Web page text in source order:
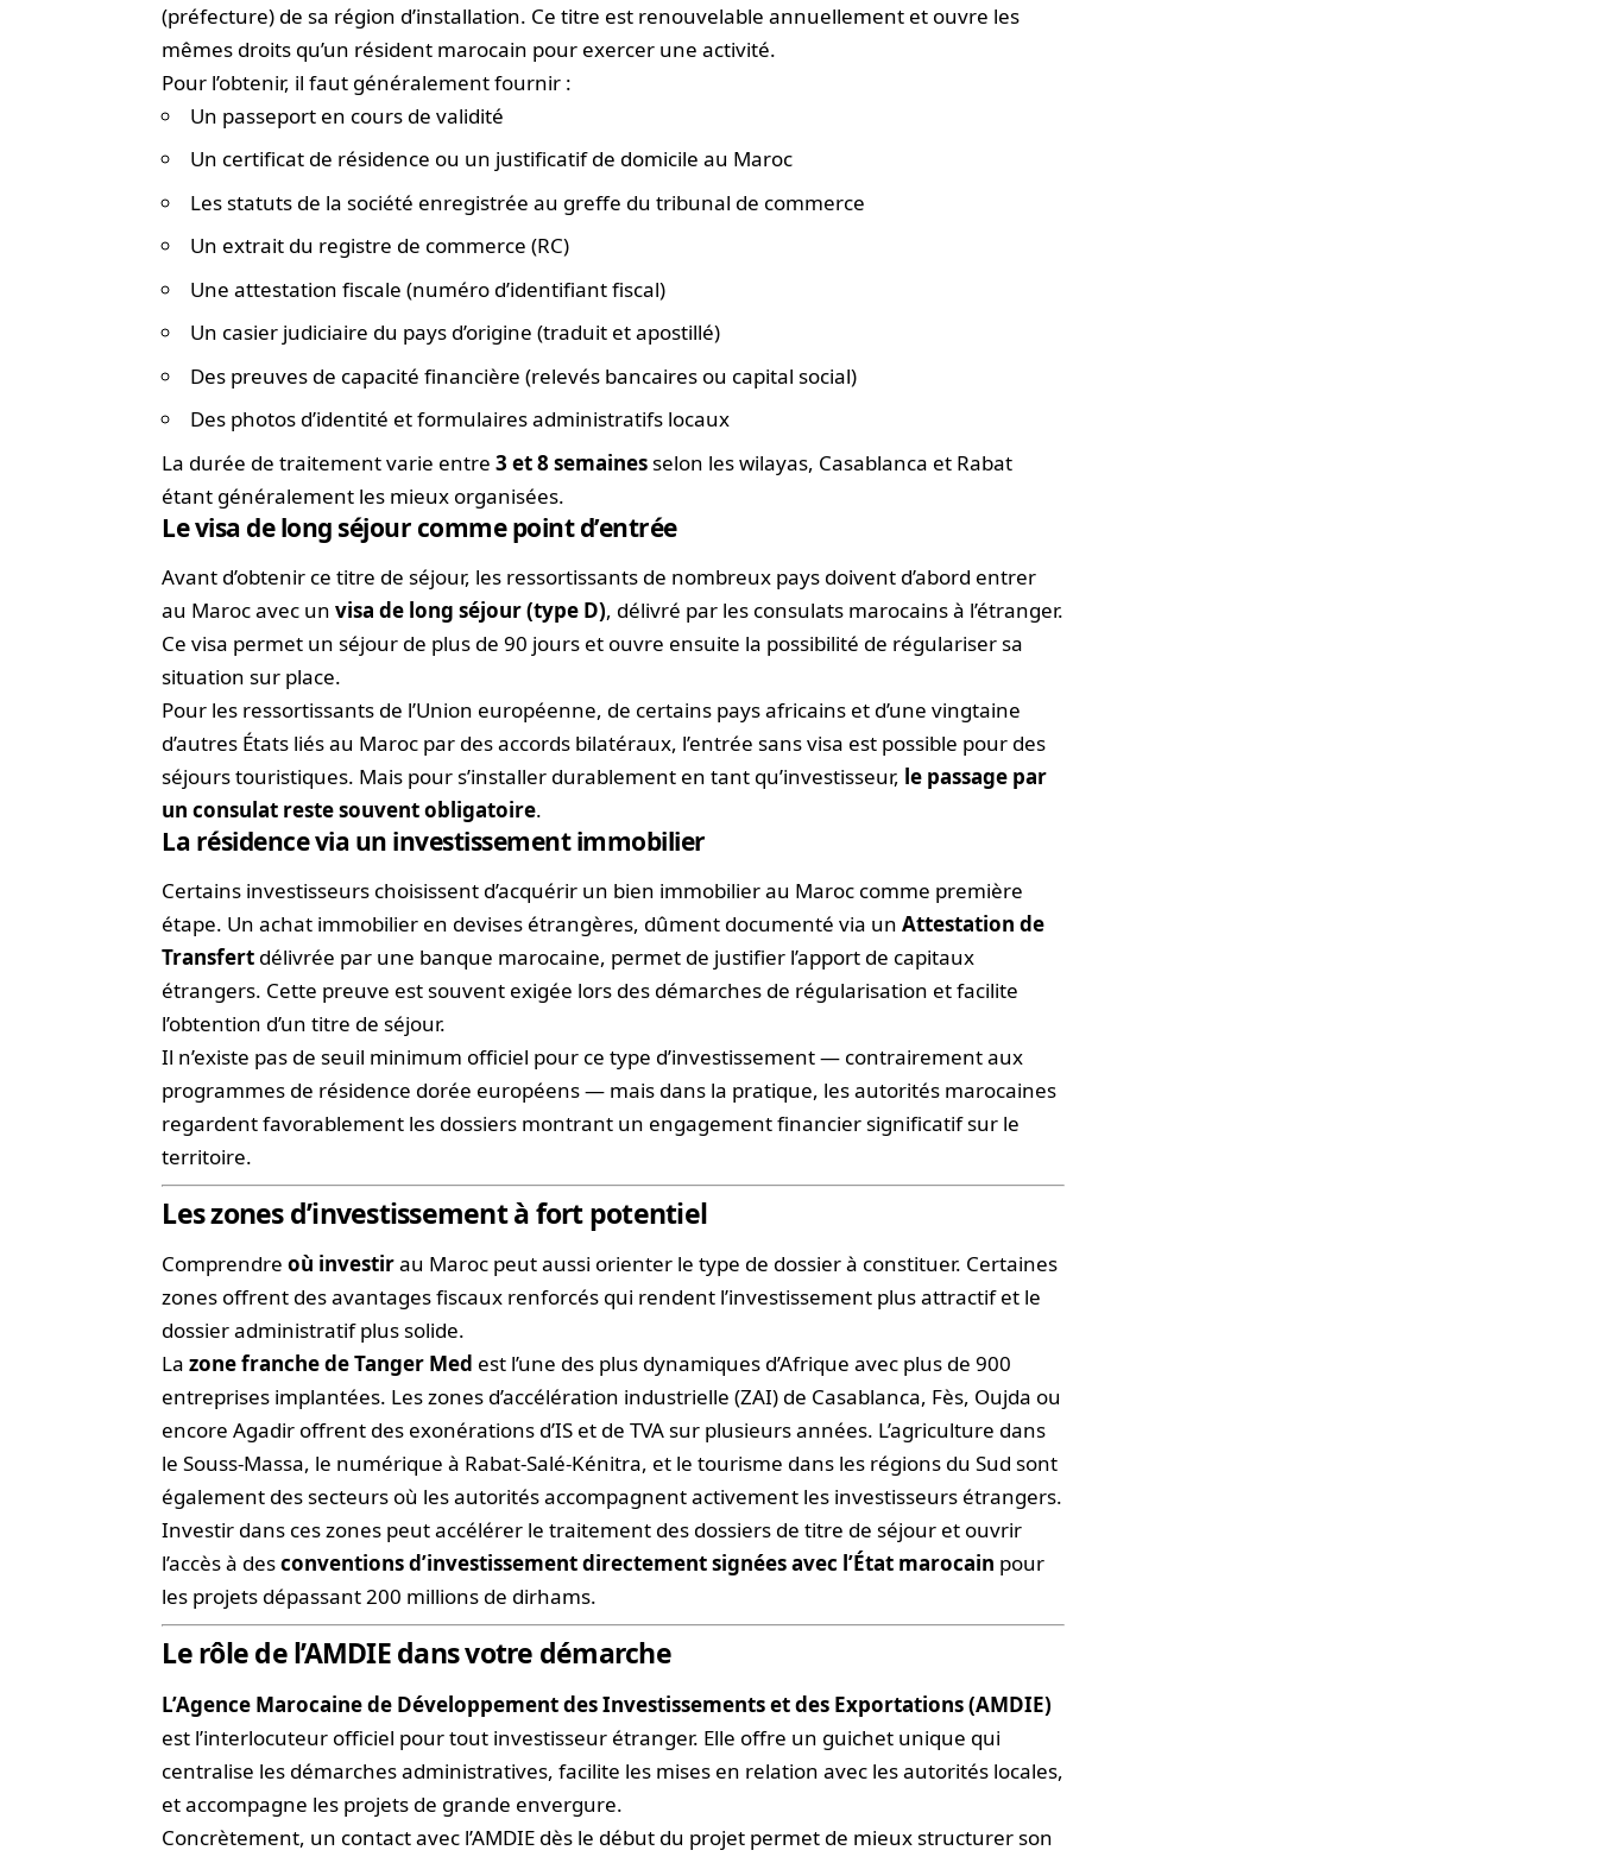
(préfecture) de sa région d’installation. Ce titre est renouvelable annuellement et ouvre les
mêmes droits qu’un résident marocain pour exercer une activité.
Pour l’obtenir, il faut généralement fournir :
Un passeport en cours de validité
Un certificat de résidence ou un justificatif de domicile au Maroc
Les statuts de la société enregistrée au greffe du tribunal de commerce
Un extrait du registre de commerce (RC)
Une attestation fiscale (numéro d’identifiant fiscal)
Un casier judiciaire du pays d’origine (traduit et apostillé)
Des preuves de capacité financière (relevés bancaires ou capital social)
Des photos d’identité et formulaires administratifs locaux
La durée de traitement varie entre3 et 8 semainesselon les wilayas, Casablanca et Rabat
étant généralement les mieux organisées.
Le visa de long séjour comme point d’entrée
Avant d’obtenir ce titre de séjour, les ressortissants de nombreux pays doivent d’abord entrer
au Maroc avec unvisa de long séjour (type D), délivré par les consulats marocains à l’étranger.
Ce visa permet un séjour de plus de 90 jours et ouvre ensuite la possibilité de régulariser sa
situation sur place.
Pour les ressortissants de l’Union européenne, de certains pays africains et d’une vingtaine
d’autres États liés au Maroc par des accords bilatéraux, l’entrée sans visa est possible pour des
séjours touristiques. Mais pour s’installer durablement en tant qu’investisseur, le passage par
un consulat reste souvent obligatoire.
La résidence via un investissement immobilier
Certains investisseurs choisissent d’acquérir un bien immobilier au Maroc comme première
étape. Un achat immobilier en devises étrangères, dûment documenté via unAttestation de
Transfert délivrée par une banque marocaine, permet de justifier l’apport de capitaux
étrangers. Cette preuve est souvent exigée lors des démarches de régularisation et facilite
l’obtention d’un titre de séjour.
Il n’existe pas de seuil minimum officiel pour ce type d’investissement — contrairement aux
programmes de résidence dorée européens — mais dans la pratique, les autorités marocaines
regardent favorablement les dossiers montrant un engagement financier significatif sur le
territoire.
Les zones d’investissement à fort potentiel
Comprendreoù investirau Maroc peut aussi orienter le type de dossier à constituer. Certaines
zones offrent des avantages fiscaux renforcés qui rendent l’investissement plus attractif et le
dossier administratif plus solide.
Lazone franche de Tanger Med est l’une des plus dynamiques d’Afrique avec plus de 900
entreprises implantées. Les zones d’accélération industrielle (ZAI) de Casablanca, Fès, Oujda ou
encore Agadir offrent des exonérations d’IS et de TVA sur plusieurs années. L’agriculture dans
le Souss-Massa, le numérique à Rabat-Salé-Kénitra, et le tourisme dans les régions du Sud sont
également des secteurs où les autorités accompagnent activement les investisseurs étrangers.
Investir dans ces zones peut accélérer le traitement des dossiers de titre de séjour et ouvrir
l’accès à desconventions d’investissement directement signées avec l’État marocain pour
les projets dépassant 200 millions de dirhams.
Le rôle de l’AMDIE dans votre démarche
L’Agence Marocaine de Développement des Investissements et des Exportations (AMDIE)
est l’interlocuteur officiel pour tout investisseur étranger. Elle offre un guichet unique qui
centralise les démarches administratives, facilite les mises en relation avec les autorités locales,
et accompagne les projets de grande envergure.
Concrètement, un contact avec l’AMDIE dès le début du projet permet de mieux structurer son